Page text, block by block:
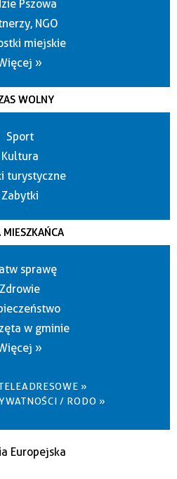
Pszowa
NGO
miejskie
»
WOLNY
Sport
Kultura
turystyczne
Zabytki
MIESZKAŃCA
sprawę
Zdrowie
w gminie
»
»
/ RODO »